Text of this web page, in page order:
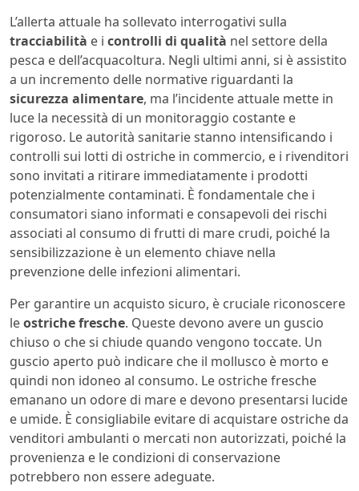
L’allerta attuale ha sollevato interrogativi sulla
tracciabilità e i controlli di qualità nel settore della
pesca e dell’acquacoltura. Negli ultimi anni, si è assistito
a un incremento delle normative riguardanti la
sicurezza alimentare, ma l’incidente attuale mette in
luce la necessità di un monitoraggio costante e
rigoroso. Le autorità sanitarie stanno intensificando i
controlli sui lotti di ostriche in commercio, e i rivenditori
sono invitati a ritirare immediatamente i prodotti
potenzialmente contaminati. È fondamentale che i
consumatori siano informati e consapevoli dei rischi
associati al consumo di frutti di mare crudi, poiché la
sensibilizzazione è un elemento chiave nella
prevenzione delle infezioni alimentari.
Per garantire un acquisto sicuro, è cruciale riconoscere
leostriche fresche. Queste devono avere un guscio
chiuso o che si chiude quando vengono toccate. Un
guscio aperto può indicare che il mollusco è morto e
quindi non idoneo al consumo. Le ostriche fresche
emanano un odore di mare e devono presentarsi lucide
e umide. È consigliabile evitare di acquistare ostriche da
venditori ambulanti o mercati non autorizzati, poiché la
provenienza e le condizioni di conservazione
potrebbero non essere adeguate.